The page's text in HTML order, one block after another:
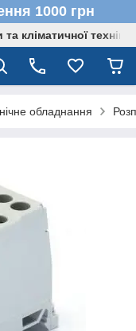
1000 грн
кліматичної техніки
обладнання